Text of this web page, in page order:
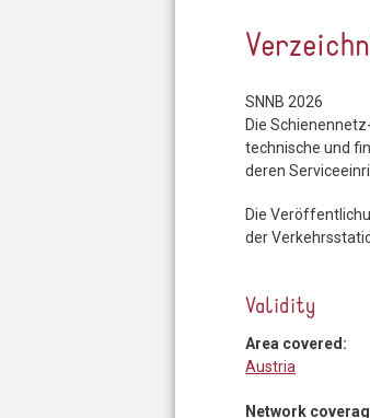
SNNB 2026
Die
technische und
deren
Die
der
Validity
Area covered:
Austria
Network